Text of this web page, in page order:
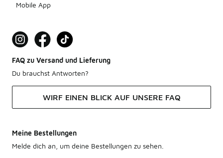
Mobile App
FAQ zu Versand und Lieferung
Du brauchst Antworten?
WIRF EINEN BLICK AUF UNSERE FAQ
Meine Bestellungen
Melde dich an, um deine Bestellungen zu sehen.